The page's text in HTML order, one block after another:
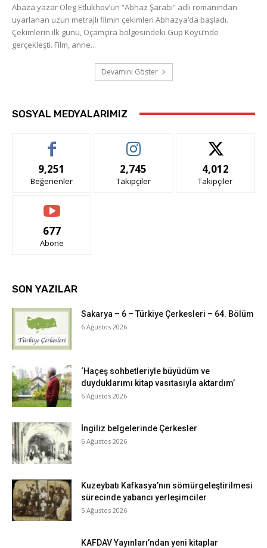
Abaza yazar Oleg Etlukhov’un “Abhaz Şarabı” adlı romanından
uyarlanan uzun metrajlı filmin çekimleri Abhazya’da başladı.
Çekimlerin ilk günü, Oçamçıra bölgesindeki Gup Köyü’nde
gerçekleşti. Film, anne...
Devamını Göster
SOSYAL MEDYALARIMIZ
9,251
Beğenenler
2,745
Takipçiler
4,012
Takipçiler
677
Abone
SON YAZILAR
Sakarya – 6 – Türkiye Çerkesleri – 64. Bölüm
6 Ağustos 2026
‘Haçeş sohbetleriyle büyüdüm ve
duyduklarımı kitap vasıtasıyla aktardım’
6 Ağustos 2026
İngiliz belgelerinde Çerkesler
6 Ağustos 2026
Kuzeybatı Kafkasya’nın sömürgeleştirilmesi
sürecinde yabancı yerleşimciler
5 Ağustos 2026
KAFDAV Yayınları’ndan yeni kitaplar